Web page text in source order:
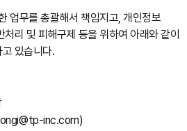
업무를 총괄해서 책임지고, 개인정보
리 및 피해구제 등을 위하여 아래와 같이
있습니다.
inc.com)